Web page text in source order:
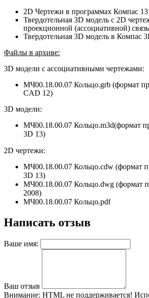
2D Чертежи в программах Компас
Твердотельная 3D модель с 2D
проекционной (ассоциативной)
Твердотельная 3D модель в Компас
Файлы в архиве:
3D модели с ассоциативными чертежами:
МЧ00.18.00.07 Кольцо.grb (формат
CAD 12)
3D модели:
МЧ00.18.00.07 Кольцо.m3d(формат
3D 13)
2D чертежи:
МЧ00.18.00.07 Кольцо.cdw (формат
3D 13)
МЧ00.18.00.07 Кольцо.dwg (формат
2008)
МЧ00.18.00.07 Кольцо.pdf
Написать отзыв
Ваше имя:
Ваш отзыв
Внимание: HTML не поддерживается!